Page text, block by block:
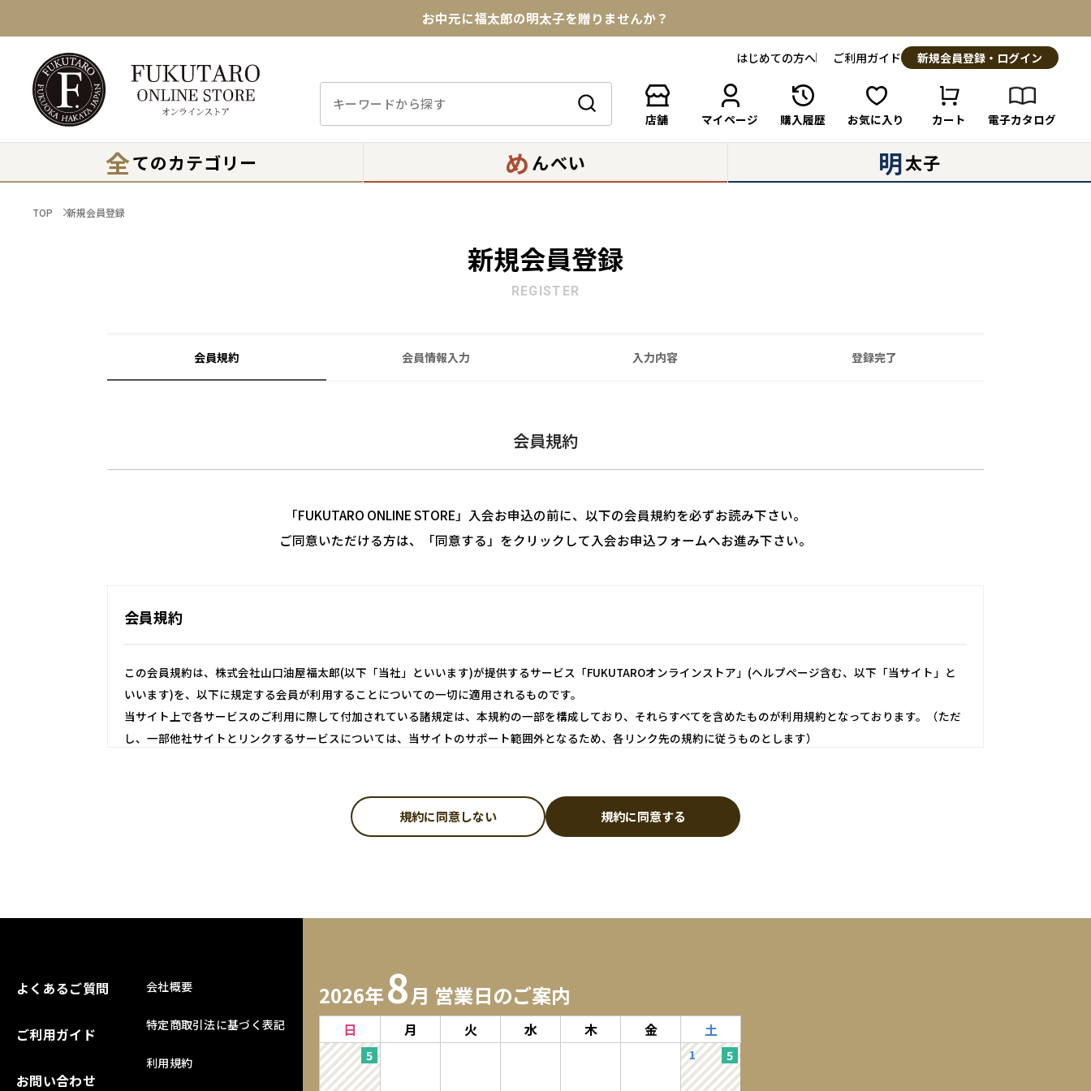
お中元に福太郎の明太子を贈りませんか？
【色々な味を試したい方へ】ポストイン！めんべい
送料全国一律770円！10,800円以上で送料無料
はじめての方へ ご利用ガイド 新規会員登録・ログイン
店舗 マイページ 購入履歴 お気に入り カート 電子カタログ
全てのカテゴリー め んべい 明太子
TOP 新規会員登録
新規会員登録
REGISTER
会員規約 会員情報入力 入力内容 登録完了
会員規約
「FUKUTARO ONLINE STORE」入会お申込の前に、以下の会員規約を必ずお読み下さい。
ご同意いただける方は、「同意する」をクリックして入会お申込フォームへお進み下さい。
会員規約
この会員規約は、株式会社山口油屋福太郎(以下「当社」といいます)が提供するサービス「FUKUTAROオンラインストア」(ヘルプページ含む、以下「当サイト」と
いいます)を、以下に規定する会員が利用することについての一切に適用されるものです。
当サイト上で各サービスのご利用に際して付加されている諸規定は、本規約の一部を構成しており、それらすべてを含めたものが利用規約となっております。（ただ
し、一部他社サイトとリンクするサービスについては、当サイトのサポート範囲外となるため、各リンク先の規約に従うものとします）
当サイトにおいてのご購入には会員登録が必要になります。
【会員のみなさまから提供された個人情報管理および利用目的】
当サイトを利用するにあたって、会員の住所、電話番号、メールアドレス、購入履歴などの大切な個人情報がネットサーバ上に登録されますが、当社は、当社の個人情報保護方針
に従い、その個人情報を適切かつ確実に管理するものとし、法令などにより開示が求められる場合を除き、開示しないものとします。個人情報は、お問い合せについての返信・連
絡、メールマガジン配布、当サイトからの案内、購入商品の発送のために利用することを目的とします。なお、チャートなど一個人が特定できない範囲で集計する場合がありま
す。当サイトの個人情報保護方針については、「個人情報の保護」をご確認ださい。
規約に同意する
規約に同意しない
2026年8月 営業日のご案内
日 月 火 水 木 金 土
1
よくあるご質問
ご利用ガイド
お問い合わせ
会社概要
特定商取引法に基づく表記
利用規約